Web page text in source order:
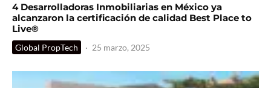
4 Desarrolladoras Inmobiliarias en México ya
alcanzaron la certificación de calidad Best Place to
Live®
Global PropTech · 25 marzo, 2025